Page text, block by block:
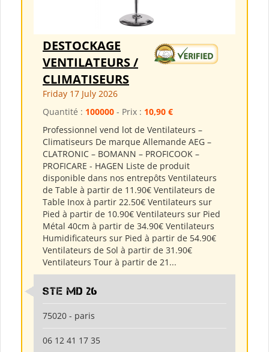
DESTOCKAGE
VENTILATEURS /
CLIMATISEURS
Friday 17 July 2026
Quantité : 100000 - Prix : 10,90 €
Professionnel vend lot de Ventilateurs –
Climatiseurs De marque Allemande AEG –
CLATRONIC – BOMANN – PROFICOOK –
PROFICARE - HAGEN Liste de produit
disponible dans nos entrepôts Ventilateurs
de Table à partir de 11.90€ Ventilateurs de
Table Inox à partir 22.50€ Ventilateurs sur
Pied à partir de 10.90€ Ventilateurs sur Pied
Métal 40cm à partir de 34.90€ Ventilateurs
Humidificateurs sur Pied à partir de 54.90€
Ventilateurs de Sol à partir de 31.90€
Ventilateurs Tour à partir de 21...
Ste md 26
75020 - paris
06 12 41 17 35